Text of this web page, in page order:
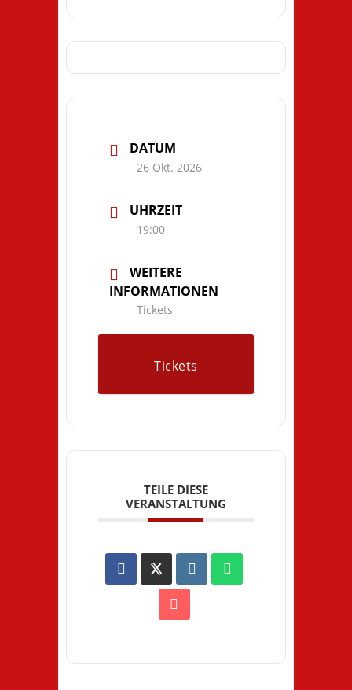
DATUM
26 Okt. 2026
UHRZEIT
19:00
WEITERE
INFORMATIONEN
Tickets
Tickets
TEILE DIESE
VERANSTALTUNG